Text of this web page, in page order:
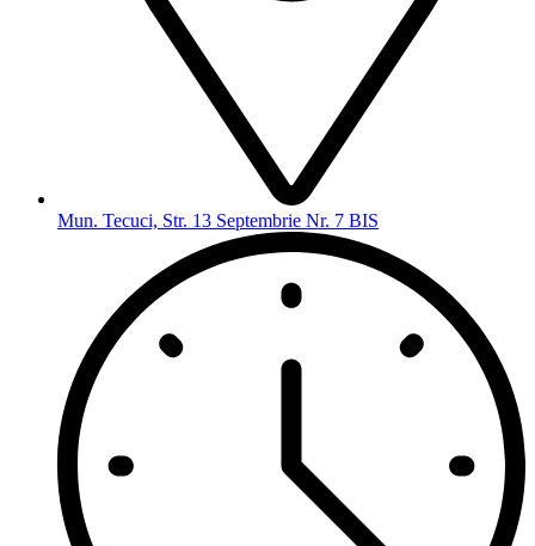
Mun. Tecuci, Str. 13 Septembrie Nr. 7 BIS